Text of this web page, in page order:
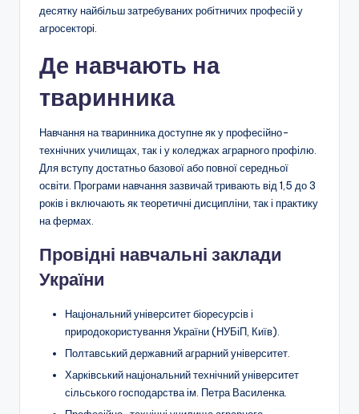
десятку найбільш затребуваних робітничих професій у
агросекторі.
Де навчають на
тваринника
Навчання на тваринника доступне як у професійно-
технічних училищах, так і у коледжах аграрного профілю.
Для вступу достатньо базової або повної середньої
освіти. Програми навчання зазвичай тривають від 1,5 до 3
років і включають як теоретичні дисципліни, так і практику
на фермах.
Провідні навчальні заклади
України
Національний університет біоресурсів і
природокористування України (НУБіП, Київ).
Полтавський державний аграрний університет.
Харківський національний технічний університет
сільського господарства ім. Петра Василенка.